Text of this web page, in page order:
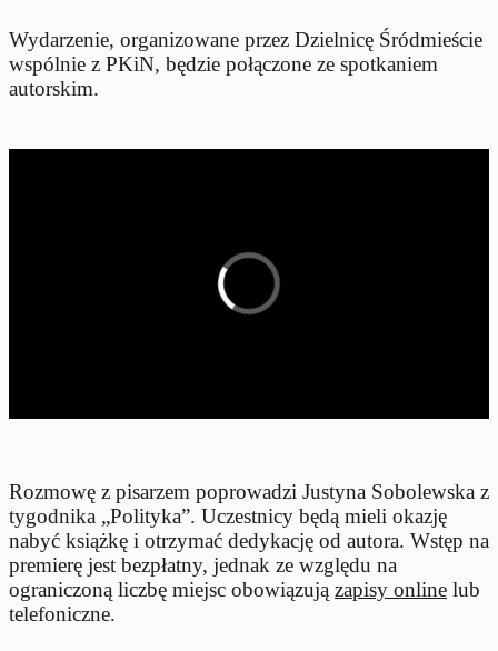
Wydarzenie, organizowane przez Dzielnicę Śródmieście
wspólnie z PKiN, będzie połączone ze spotkaniem
autorskim.
Rozmowę z pisarzem poprowadzi Justyna Sobolewska z
tygodnika „Polityka”. Uczestnicy będą mieli okazję
nabyć książkę i otrzymać dedykację od autora. Wstęp na
premierę jest bezpłatny, jednak ze względu na
ograniczoną liczbę miejsc obowiązują zapisy online lub
telefoniczne.